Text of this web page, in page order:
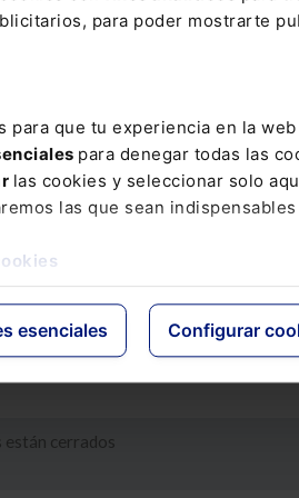
para poder mostrarte
para que tu experiencia en la
para denegar todas las
las cookies y seleccionar solo
las que sean
esenciales Configurar
Fecha de nacimiento y
A continuación debes introducir la
cerrados